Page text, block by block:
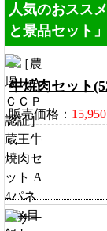
人気のおスス
と景品セット」
牛焼肉セット
販売価格：